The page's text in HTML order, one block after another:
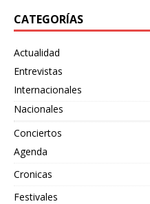
CATEGORÍAS
Actualidad
Entrevistas
Internacionales
Nacionales
Conciertos
Agenda
Cronicas
Festivales